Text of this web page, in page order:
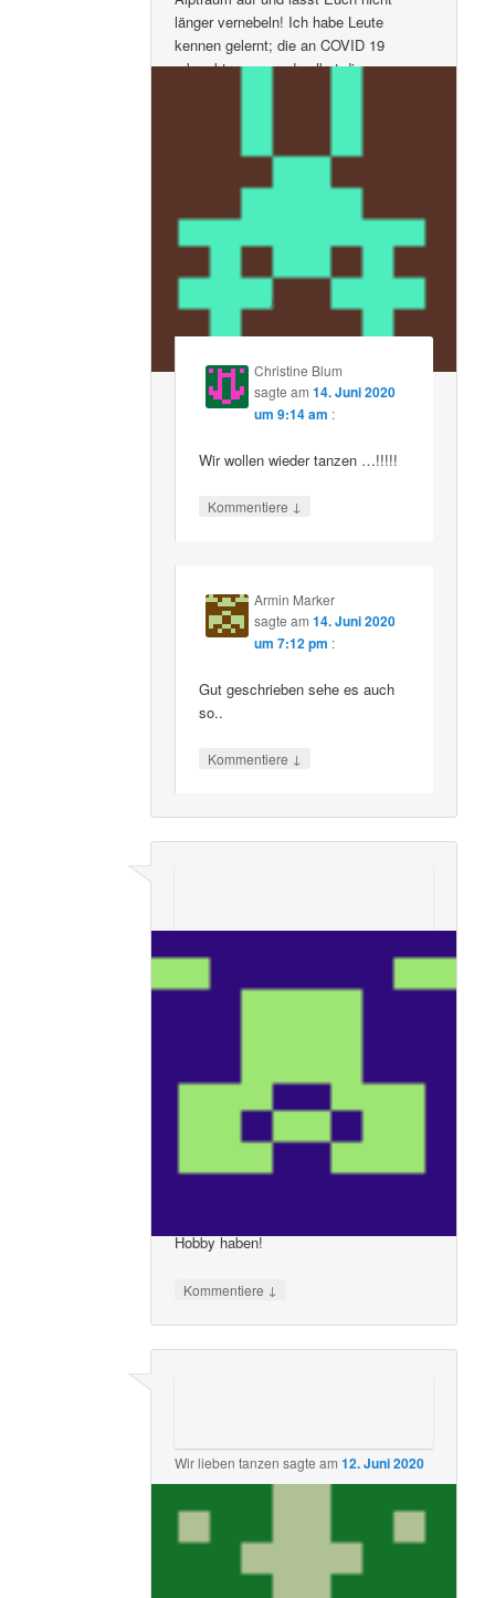
länger vernebeln! Ich habe Leute
kennen gelernt; die an COVID 19
erkrankt waren und selbst diese
sich gegen diese „Maulkorbpflicht“
wehren und wir unser Leben wieder
Wacht auf Danke
↓
Christine Blum
sagte am14. Juni 2020
um 9:14 am :
Wir wollen wieder tanzen …!!!!!
Kommentiere ↓
Armin Marker
sagte am14. Juni 2020
um 7:12 pm :
Gut geschrieben sehe es auch
so..
Kommentiere ↓
Elke Wingerter
12. Juni 2020 um
9:03 am
mich ist das Tanzen der Ausgleich nach
sind sehr wohl in der Lage,
Verantwortung zu übernehmen und
Hobby haben!
Kommentiere ↓
Wir lieben tanzen sagte am12. Juni 2020
Ich schließe mich da voll und ganz an!!
Die Stadt Speyer könnte durch die